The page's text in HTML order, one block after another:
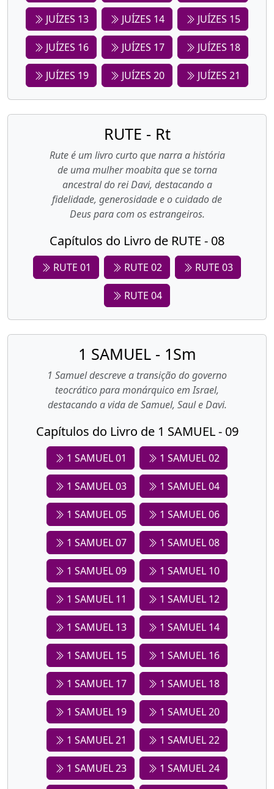
JUÍZES 13 JUÍZES 14 JUÍZES 15
JUÍZES 16 JUÍZES 17 JUÍZES 18
JUÍZES 19 JUÍZES 20 JUÍZES 21
RUTE - Rt
Rute é um livro curto que narra a história
de uma mulher moabita que se torna
ancestral do rei Davi, destacando a
fidelidade, generosidade e o cuidado de
Deus para com os estrangeiros.
Capítulos do Livro de RUTE - 08
RUTE 01 RUTE 02 RUTE 03
RUTE 04
1 SAMUEL - 1Sm
1 Samuel descreve a transição do governo
teocrático para monárquico em Israel,
destacando a vida de Samuel, Saul e Davi.
Capítulos do Livro de 1 SAMUEL - 09
1 SAMUEL 01 1 SAMUEL 02
1 SAMUEL 03 1 SAMUEL 04
1 SAMUEL 05 1 SAMUEL 06
1 SAMUEL 07 1 SAMUEL 08
1 SAMUEL 09 1 SAMUEL 10
1 SAMUEL 11 1 SAMUEL 12
1 SAMUEL 13 1 SAMUEL 14
1 SAMUEL 15 1 SAMUEL 16
1 SAMUEL 17 1 SAMUEL 18
1 SAMUEL 19 1 SAMUEL 20
1 SAMUEL 21 1 SAMUEL 22
1 SAMUEL 23 1 SAMUEL 24